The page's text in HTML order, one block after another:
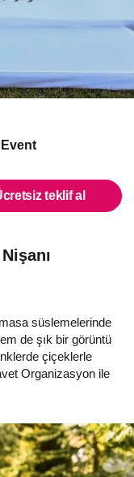
teklif al
süslemelerinde
de şık bir görüntü
çiçeklerle
Organizasyon ile